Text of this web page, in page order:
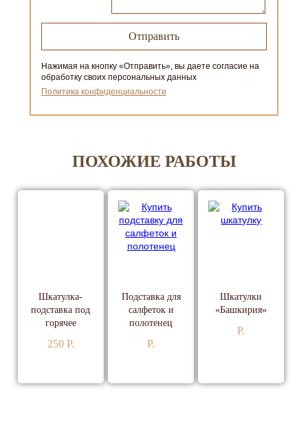
Нажимая на кнопку «Отправить», вы даете согласие на
обработку своих персональных данных
Политика конфиденциальности
ПОХОЖИЕ РАБОТЫ
Шкатулка-
подставка под
горячее
250 P.
Подставка для
салфеток и
полотенец
P.
Шкатулки
«Башкирия»
P.